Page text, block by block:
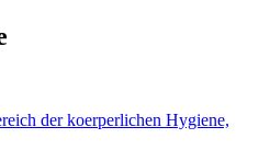
der koerperlichen Hygiene,